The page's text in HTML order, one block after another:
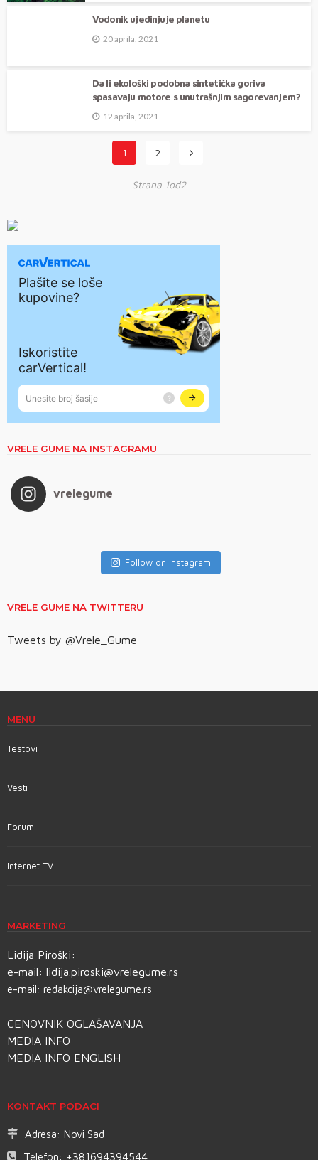
Vodonik ujedinjuje planetu
20 aprila, 2021
Da li ekološki podobna sintetička goriva
spasavaju motore s unutrašnjim sagorevanjem?
12 aprila, 2021
1 2
Strana 1od2
VRELE GUME NA INSTAGRAMU
vrelegume
Follow on Instagram
VRELE GUME NA TWITTERU
Tweets by @Vrele_Gume
MENU
Testovi
Vesti
Forum
Internet TV
MARKETING
Lidija Piroški:
e-mail: lidija.piroski@vrelegume.rs
e-mail: redakcija@vrelegume.rs
CENOVNIK OGLAŠAVANJA
MEDIA INFO
MEDIA INFO ENGLISH
KONTAKT PODACI
Adresa: Novi Sad
Telefon: +381694394544